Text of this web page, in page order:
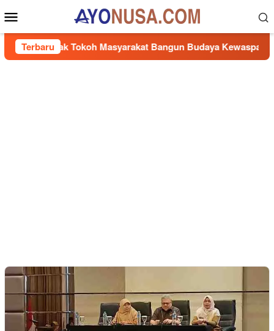
ke
kontenMobile
Terbaru
Ajak Tokoh Masyarakat Bangun Budaya Kewaspadaan